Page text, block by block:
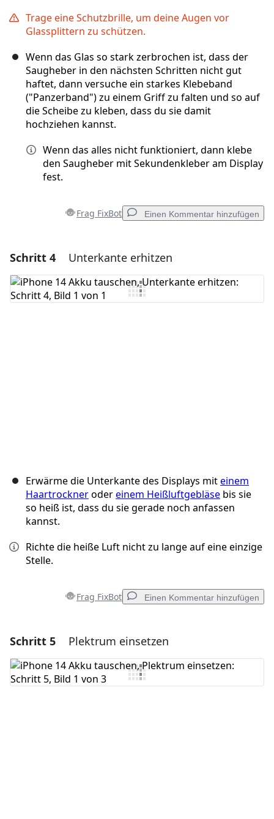
Trage eine Schutzbrille, um deine Augen vor
Glassplittern zu schützen.
Wenn das Glas so stark zerbrochen ist, dass der
Saugheber in den nächsten Schritten nicht gut
haftet, dann versuche ein starkes Klebeband
("Panzerband") zu einem Griff zu falten und so auf
die Scheibe zu kleben, dass du sie damit
hochziehen kannst.
Wenn das alles nicht funktioniert, dann klebe
den Saugheber mit Sekundenkleber am Display
fest.
Frag FixBot Einen Kommentar hinzufügen
Einen Kommentar hinzufügen
Kommentar hinzufügen
Schritt 4 Unterkante erhitzen
Erwärme die Unterkante des Displays miteinem
Haartrocknerodereinem Heißluftgebläse bis sie
so heiß ist, dass du sie gerade noch anfassen
kannst.
Richte die heiße Luft nicht zu lange auf eine einzige
Stelle.
Frag FixBot Einen Kommentar hinzufügen
Einen Kommentar hinzufügen
Kommentar hinzufügen
Schritt 5 Plektrum einsetzen